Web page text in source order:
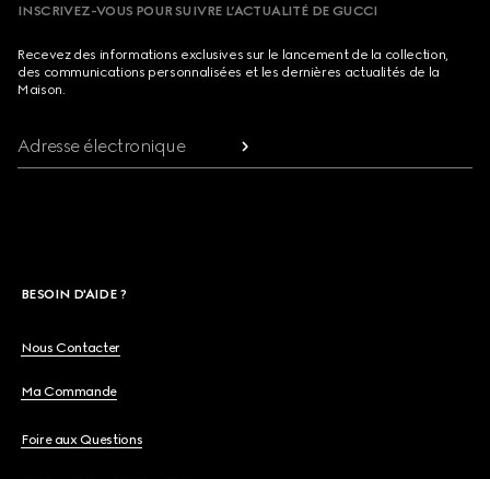
INSCRIVEZ-VOUS POUR SUIVRE L’ACTUALITÉ DE GUCCI
Recevez des informations exclusives sur le lancement de la collection,
des communications personnalisées et les dernières actualités de la
Maison.
Adresse électronique
BESOIN D'AIDE ?
Nous Contacter
Ma Commande
Foire aux Questions